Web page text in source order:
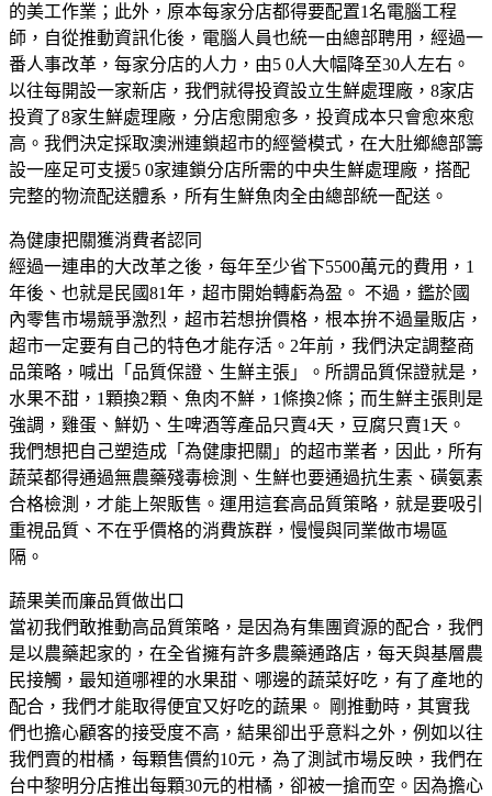
的美工作業；此外，原本每家分店都得要配置1名電腦工程
師，自從推動資訊化後，電腦人員也統一由總部聘用，經過一
番人事改革，每家分店的人力，由5 0人大幅降至30人左右。
以往每開設一家新店，我們就得投資設立生鮮處理廠，8家店
投資了8家生鮮處理廠，分店愈開愈多，投資成本只會愈來愈
高。我們決定採取澳洲連鎖超市的經營模式，在大肚鄉總部籌
設一座足可支援5 0家連鎖分店所需的中央生鮮處理廠，搭配
完整的物流配送體系，所有生鮮魚肉全由總部統一配送。
為健康把關獲消費者認同
經過一連串的大改革之後，每年至少省下5500萬元的費用，1
年後、也就是民國81年，超市開始轉虧為盈。 不過，鑑於國
內零售市場競爭激烈，超市若想拚價格，根本拚不過量販店，
超市一定要有自己的特色才能存活。2年前，我們決定調整商
品策略，喊出「品質保證、生鮮主張」。所謂品質保證就是，
水果不甜，1顆換2顆、魚肉不鮮，1條換2條；而生鮮主張則是
強調，雞蛋、鮮奶、生啤酒等產品只賣4天，豆腐只賣1天。
我們想把自己塑造成「為健康把關」的超市業者，因此，所有
蔬菜都得通過無農藥殘毒檢測、生鮮也要通過抗生素、磺氨素
合格檢測，才能上架販售。運用這套高品質策略，就是要吸引
重視品質、不在乎價格的消費族群，慢慢與同業做市場區
隔。
蔬果美而廉品質做出口
當初我們敢推動高品質策略，是因為有集團資源的配合，我們
是以農藥起家的，在全省擁有許多農藥通路店，每天與基層農
民接觸，最知道哪裡的水果甜、哪邊的蔬菜好吃，有了產地的
配合，我們才能取得便宜又好吃的蔬果。 剛推動時，其實我
們也擔心顧客的接受度不高，結果卻出乎意料之外，例如以往
我們賣的柑橘，每顆售價約10元，為了測試市場反映，我們在
台中黎明分店推出每顆30元的柑橘，卻被一搶而空。因為擔心